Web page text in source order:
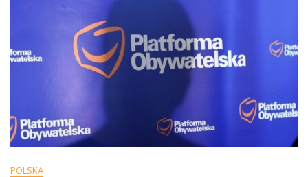
Do
Posłuszeństwa
POLSKA